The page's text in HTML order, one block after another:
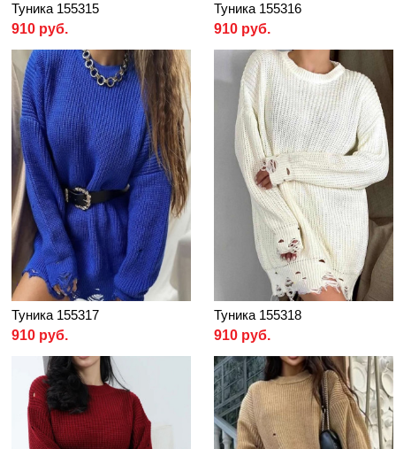
Туника 155315
910 руб.
Туника 155316
910 руб.
Туника 155317
910 руб.
Туника 155318
910 руб.